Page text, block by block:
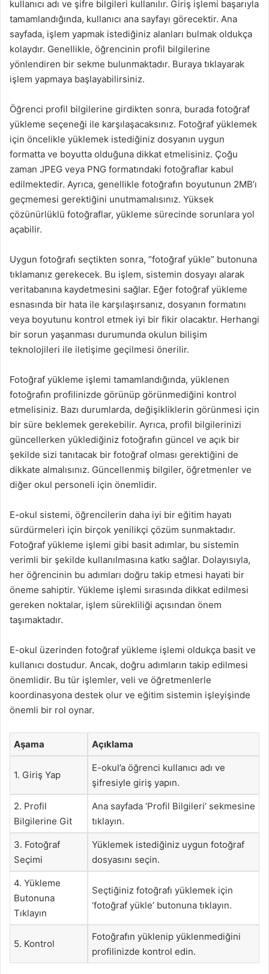
kullanıcı adı ve şifre bilgileri kullanılır. Giriş işlemi başarıyla
tamamlandığında, kullanıcı ana sayfayı görecektir. Ana
sayfada, işlem yapmak istediğiniz alanları bulmak oldukça
kolaydır. Genellikle, öğrencinin profil bilgilerine
yönlendiren bir sekme bulunmaktadır. Buraya tıklayarak
işlem yapmaya başlayabilirsiniz.
Öğrenci profil bilgilerine girdikten sonra, burada fotoğraf
yükleme seçeneği ile karşılaşacaksınız. Fotoğraf yüklemek
için öncelikle yüklemek istediğiniz dosyanın uygun
formatta ve boyutta olduğuna dikkat etmelisiniz. Çoğu
zaman JPEG veya PNG formatındaki fotoğraflar kabul
edilmektedir. Ayrıca, genellikle fotoğrafın boyutunun 2MB’ı
geçmemesi gerektiğini unutmamalısınız. Yüksek
çözünürlüklü fotoğraflar, yükleme sürecinde sorunlara yol
açabilir.
Uygun fotoğrafı seçtikten sonra, “fotoğraf yükle” butonuna
tıklamanız gerekecek. Bu işlem, sistemin dosyayı alarak
veritabanına kaydetmesini sağlar. Eğer fotoğraf yükleme
esnasında bir hata ile karşılaşırsanız, dosyanın formatını
veya boyutunu kontrol etmek iyi bir fikir olacaktır. Herhangi
bir sorun yaşanması durumunda okulun bilişim
teknolojileri ile iletişime geçilmesi önerilir.
Fotoğraf yükleme işlemi tamamlandığında, yüklenen
fotoğrafın profilinizde görünüp görünmediğini kontrol
etmelisiniz. Bazı durumlarda, değişikliklerin görünmesi için
bir süre beklemek gerekebilir. Ayrıca, profil bilgilerinizi
güncellerken yüklediğiniz fotoğrafın güncel ve açık bir
şekilde sizi tanıtacak bir fotoğraf olması gerektiğini de
dikkate almalısınız. Güncellenmiş bilgiler, öğretmenler ve
diğer okul personeli için önemlidir.
E-okul sistemi, öğrencilerin daha iyi bir eğitim hayatı
sürdürmeleri için birçok yenilikçi çözüm sunmaktadır.
Fotoğraf yükleme işlemi gibi basit adımlar, bu sistemin
verimli bir şekilde kullanılmasına katkı sağlar. Dolayısıyla,
her öğrencinin bu adımları doğru takip etmesi hayati bir
öneme sahiptir. Yükleme işlemi sırasında dikkat edilmesi
gereken noktalar, işlem sürekliliği açısından önem
taşımaktadır.
E-okul üzerinden fotoğraf yükleme işlemi oldukça basit ve
kullanıcı dostudur. Ancak, doğru adımların takip edilmesi
önemlidir. Bu tür işlemler, veli ve öğretmenlerle
koordinasyona destek olur ve eğitim sistemin işleyişinde
önemli bir rol oynar.
Aşama Açıklama
1. Giriş Yap
E-okul’a öğrenci kullanıcı adı ve
şifresiyle giriş yapın.
2. Profil
Bilgilerine Git
Ana sayfada ‘Profil Bilgileri’ sekmesine
tıklayın.
3. Fotoğraf
Seçimi
Yüklemek istediğiniz uygun fotoğraf
dosyasını seçin.
4. Yükleme
Butonuna
Tıklayın
Seçtiğiniz fotoğrafı yüklemek için
‘fotoğraf yükle’ butonuna tıklayın.
5. Kontrol
Fotoğrafın yüklenip yüklenmediğini
profilinizde kontrol edin.